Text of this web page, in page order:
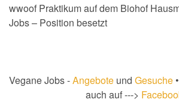
wwoof Praktikum auf dem Biohof
Jobs – Position besetzt
Vegane Jobs -Angebote und Gesuche
auch auf --->